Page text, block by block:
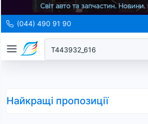
(044) 490 91 90
Найкращі пропозиції